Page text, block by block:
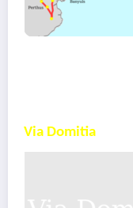
Via Domitia